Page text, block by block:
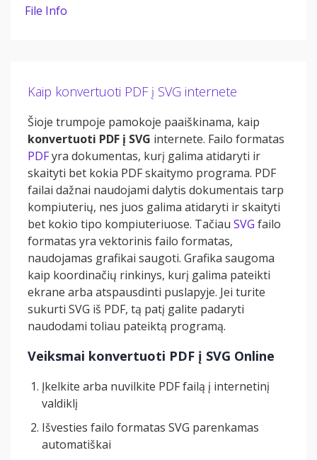
File Info
Kaip konvertuoti PDF į SVG internete
Šioje trumpoje pamokoje paaiškinama, kaip
konvertuoti PDF į SVG internete. Failo formatas
PDFyra dokumentas, kurį galima atidaryti ir
skaityti bet kokia PDF skaitymo programa. PDF
failai dažnai naudojami dalytis dokumentais tarp
kompiuterių, nes juos galima atidaryti ir skaityti
bet kokio tipo kompiuteriuose. Tačiau SVG failo
formatas yra vektorinis failo formatas,
naudojamas grafikai saugoti. Grafika saugoma
kaip koordinačių rinkinys, kurį galima pateikti
ekrane arba atspausdinti puslapyje. Jei turite
sukurti SVG iš PDF, tą patį galite padaryti
naudodami toliau pateiktą programą.
Veiksmai konvertuoti PDF į SVG Online
Įkelkite arba nuvilkite PDF failą į internetinį
valdiklį
Išvesties failo formatas SVG parenkamas
automatiškai